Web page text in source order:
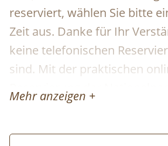
reserviert, wählen Sie bitte
Zeit aus. Danke für Ihr
keine telefonischen
sind. Mit der praktischen
Reservierung der
profitieren Sie von einem
Mehr anzeigen +